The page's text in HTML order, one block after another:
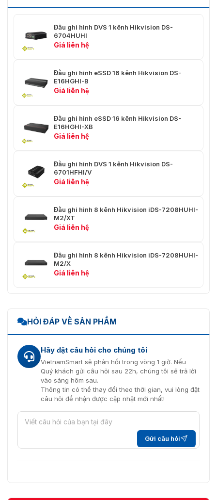
mạng
Giao diện
1, RJ45 10M/100M tự thích ứng Ethernet
Thẻ SD
1 khe cắm thẻ Micro SD, hỗ trợ thẻ
Dung lượng 8G lên đến 128 GB
Giao diện nối
Báo động
vào/ra
1/1
Nguồn cung
Nhiệt độ làm
việc
Kích thước (R
114 × 165 × 48 mm (4.5 × 6.5 × 1.9
Trọng lượng ≤ 1.5 kg (3.3 lb)
Đầu ghi hình DVS 1 kênh Hikvision DS-
6704HUHI
Giá liên hệ
Đầu ghi hình eSSD 16 kênh Hikvision DS-
E16HGHI-B
Giá liên hệ
Đầu ghi hình eSSD 16 kênh Hikvision DS-
E16HGHI-XB
Giá liên hệ
Đầu ghi hình DVS 1 kênh Hikvision DS-
6701HFHI/V
Giá liên hệ
Đầu ghi hình 8 kênh Hikvision iDS-7208HUHI-
M2/XT
Giá liên hệ
Đầu ghi hình 8 kênh Hikvision iDS-7208HUHI-
M2/X
Giá liên hệ
HỎI ĐÁP VỀ SẢN PHẨM
Hãy đặt câu hỏi cho chúng tôi
VietnamSmart sẽ phản hồi trong vòng 1 giờ. Nếu
Quý khách gửi câu hỏi sau 22h, chúng tôi sẽ trả lời
vào sáng hôm sau.
Thông tin có thể thay đổi theo thời gian, vui lòng đặt
câu hỏi để nhận được cập nhật mới nhất!
Gửi câu hỏi